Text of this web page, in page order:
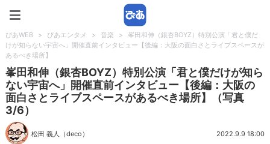
ぴあWEB > ぴあエンタメ > 音楽 >
峯田和伸（銀杏BOYZ）特別公演「君と僕だ
けが知らない宇宙へ」開催直前インタビュー【後編：大阪の面白さとライブスペースが
あるべき場所】
峯田和伸（銀杏BOYZ）特別公演「君と僕だけが知ら
ない宇宙へ」開催直前インタビュー【後編：大阪の
面白さとライブスペースがあるべき場所】（写真
3/6）
松田 義人（deco） 2022.9.9 18:00